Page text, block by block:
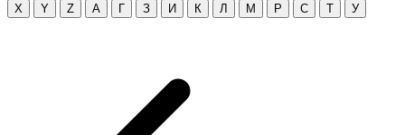
X
Y Z А Г З И К Л М Р С Т У